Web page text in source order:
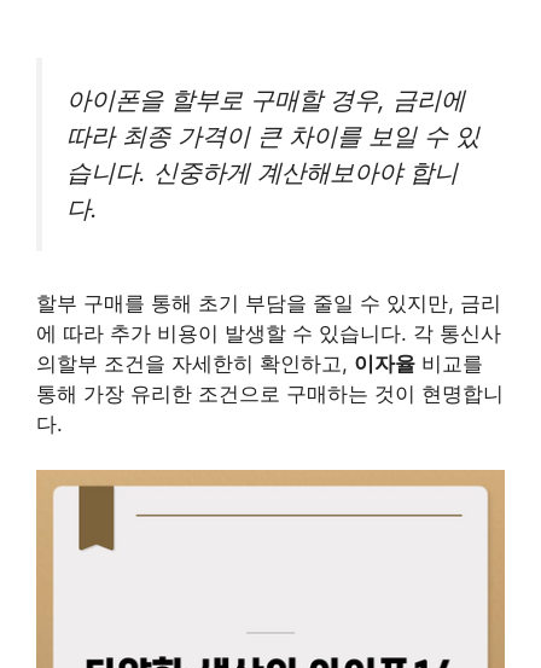
아이폰을 할부로 구매할 경우, 금리에
따라 최종 가격이 큰 차이를 보일 수 있
습니다. 신중하게 계산해보아야 합니
다.
할부 구매를 통해 초기 부담을 줄일 수 있지만, 금리
에 따라 추가 비용이 발생할 수 있습니다. 각 통신사
의할부 조건을 자세한히 확인하고, 이자율 비교를
통해 가장 유리한 조건으로 구매하는 것이 현명합니
다.